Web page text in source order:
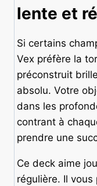
lente et
Si certains
Vex préfère la
préconstruit
absolu. Votre
dans les
contrant à
prendre une
Ce deck aime
régulière. Il